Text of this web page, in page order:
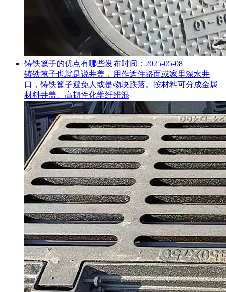
铸铁篦子的优点有哪些发布时间：2025-05-08
铸铁篦子也就是说井盖，用作遮住路面或家里深水井
口，铸铁篦子避免人或是物块跌落。按材料可分成金属
材料井盖、高韧性化学纤维混